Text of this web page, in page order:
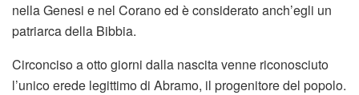
nella Genesi e nel Corano ed è considerato anch’egli un
patriarca della Bibbia.
Circonciso a otto giorni dalla nascita venne riconosciuto
l’unico erede legittimo di Abramo, il progenitore del popolo.